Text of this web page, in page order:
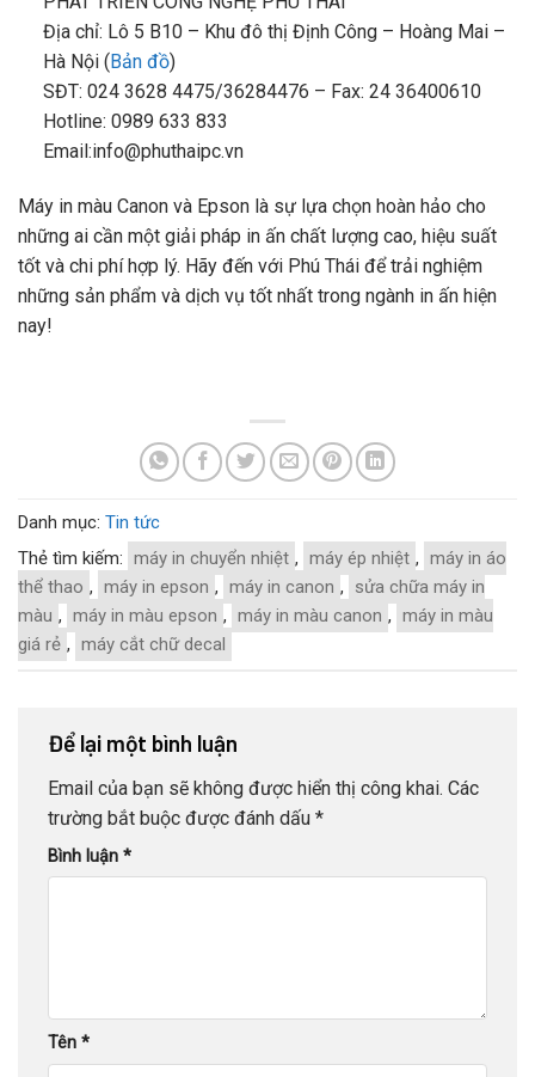
Địa chỉ: Lô 5 B10 – Khu đô thị Định Công – Hoàng Mai –
Hà Nội (Bản đồ)
SĐT: 024 3628 4475/36284476 – Fax: 24 36400610
Hotline: 0989 633 833
Email:info@phuthaipc.vn
Máy in màu Canon và Epson là sự lựa chọn hoàn hảo cho
những ai cần một giải pháp in ấn chất lượng cao, hiệu suất
tốt và chi phí hợp lý. Hãy đến với Phú Thái để trải nghiệm
những sản phẩm và dịch vụ tốt nhất trong ngành in ấn hiện
nay!
Danh mục: Tin tức
Thẻ tìm kiếm: máy in chuyển nhiệt , máy ép nhiệt , máy in áo
thể thao , máy in epson , máy in canon ,
sửa chữa máy in
màu , máy in màu epson , máy in màu canon , máy in màu
giá rẻ , máy cắt chữ decal
Để lại một bình luận
Email của bạn sẽ không được hiển thị công khai. Các
trường bắt buộc được đánh dấu *
Bình luận *
Tên *